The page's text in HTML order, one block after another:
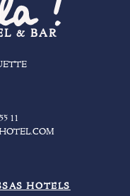
& BAR
11
HOTELS